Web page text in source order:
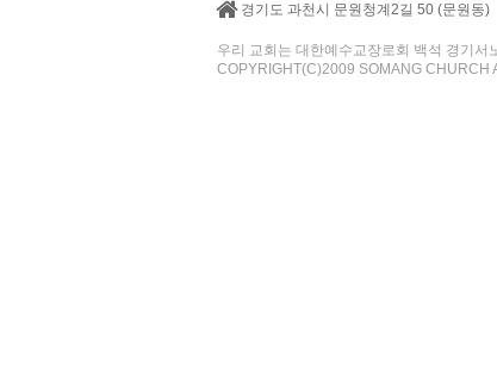
경기도 과천시 문원청계2길 50 (문원동)
우리 교회는 대한예수교장로회 백석 경기서
COPYRIGHT(C)2009 SOMANG CHURCH